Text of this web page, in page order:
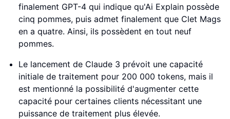
finalement GPT-4 qui indique qu'Ai Explain possède
cinq pommes, puis admet finalement que Clet Mags
en a quatre. Ainsi, ils possèdent en tout neuf
pommes.
Le lancement de Claude 3 prévoit une capacité
initiale de traitement pour 200 000 tokens, mais il
est mentionné la possibilité d'augmenter cette
capacité pour certaines clients nécessitant une
puissance de traitement plus élevée.